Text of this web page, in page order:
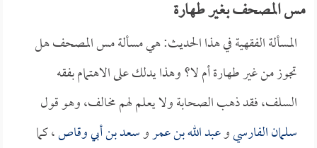
مس المصحف بغير طهارة
المسألة الفقهية في هذا الحديث: هي مسألة مس المصحف هل
تجوز من غير طهارة أم لا؟ وهذا يدلك على الاهتمام بفقه
السلف، فقد ذهب الصحابة ولا يعلم لهم مخالف، وهو قول
سلمان الفارسيوعبد الله بن عمروسعد بن أبي وقاص، كما